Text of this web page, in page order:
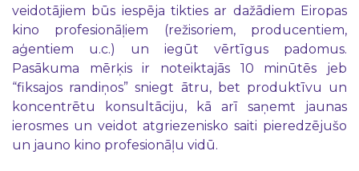
veidotājiem būs iespēja tikties ar dažādiem Eiropas
kino profesionāļiem (režisoriem, producentiem,
aģentiem u.c.) un iegūt vērtīgus padomus.
Pasākuma mērķis ir noteiktajās 10 minūtēs jeb
“fiksajos randiņos” sniegt ātru, bet produktīvu un
koncentrētu konsultāciju, kā arī saņemt jaunas
ierosmes un veidot atgriezenisko saiti pieredzējušo
un jauno kino profesionāļu vidū.